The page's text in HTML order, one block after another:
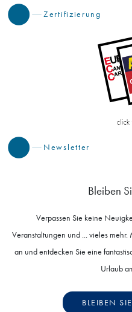
Newsletter
Bleiben
Verpassen Sie keine
Veranstaltungen und ... vieles
an und entdecken Sie eine
Urlaub
BLEIBEN
Zertifizierung